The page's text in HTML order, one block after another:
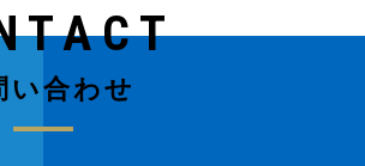
い合わせ